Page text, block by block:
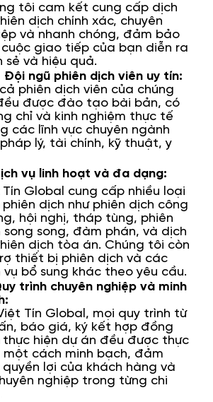
tôi cam kết cung cấp dịch
dịch chính xác, chuyên
và nhanh chóng, đảm bảo
giao tiếp của bạn diễn ra
sẻ và hiệu quả.
Đội ngũ phiên dịch viên uy tín:
phiên dịch viên của chúng
được đào tạo bài bản, có
chỉ và kinh nghiệm thực tế
các lĩnh vực chuyên ngành
lý, tài chính, kỹ thuật, y
vụ linh hoạt và đa dạng:
Global cung cấp nhiều loại
phiên dịch như phiên dịch công
hội nghị, tháp tùng, phiên
song song, đàm phán, và dịch
dịch tòa án. Chúng tôi còn
thiết bị phiên dịch và các
vụ bổ sung khác theo yêu cầu.
trình chuyên nghiệp và minh
Tín Global, mọi quy trình từ
báo giá, ký kết hợp đồng
thực hiện dự án đều được thực
một cách minh bạch, đảm
quyền lợi của khách hàng và
nghiệp trong từng chi